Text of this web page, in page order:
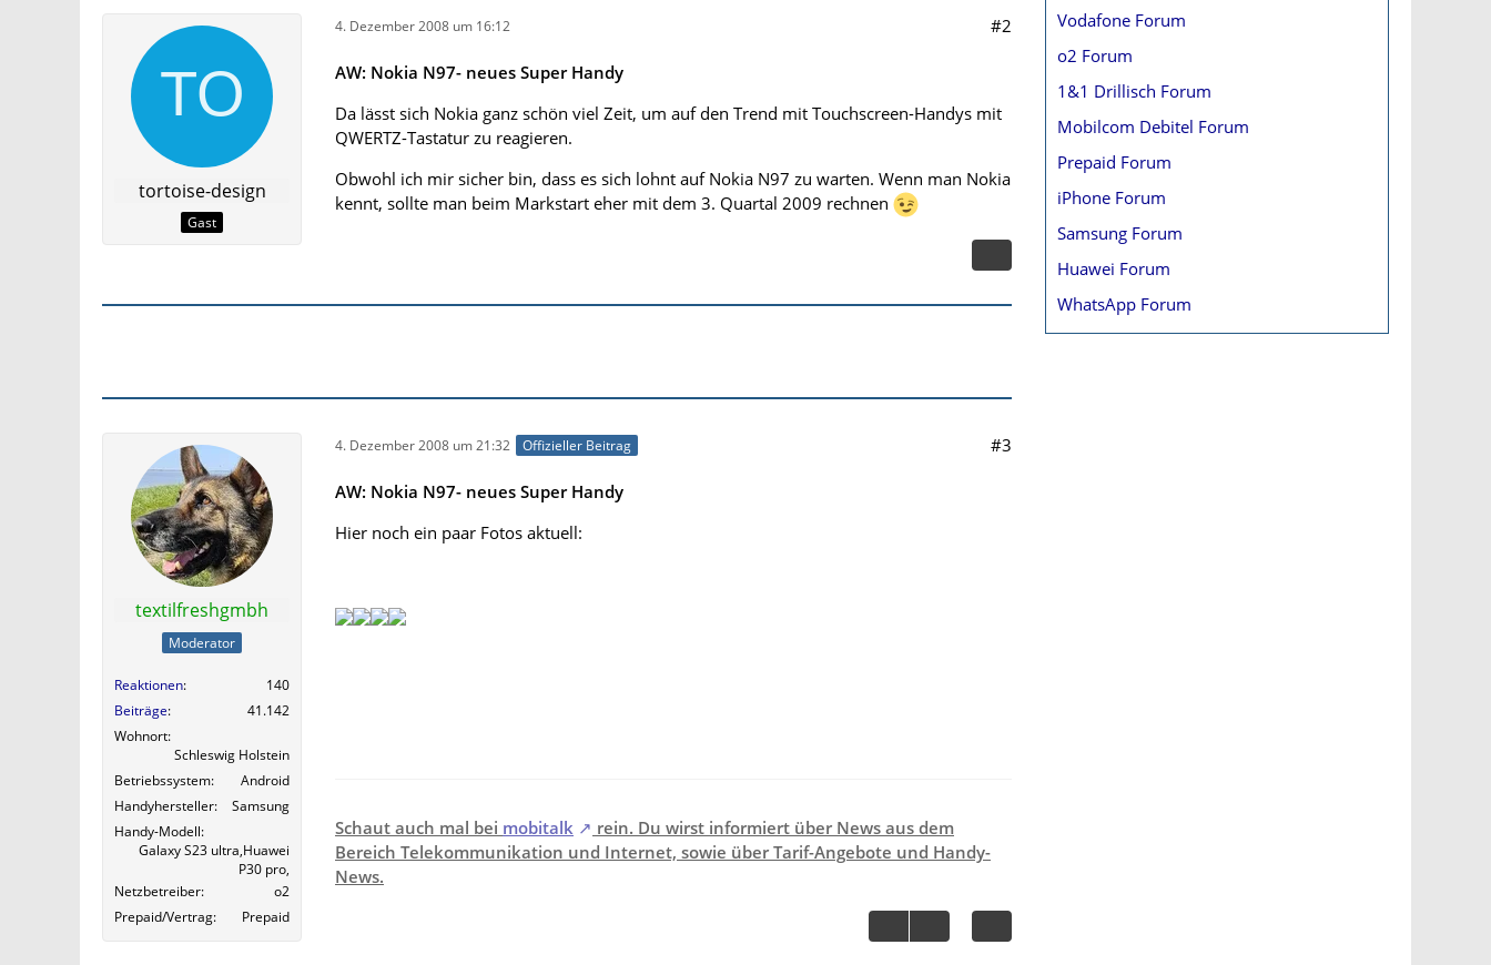
tortoise-design
Gast
4. Dezember 2008 um 16:12 #2
AW: Nokia N97- neues Super Handy
Da lässt sich Nokia ganz schön viel Zeit, um auf den Trend mit Touchscreen-Handys mit
QWERTZ-Tastatur zu reagieren.
Obwohl ich mir sicher bin, dass es sich lohnt auf Nokia N97 zu warten. Wenn man Nokia
kennt, sollte man beim Markstart eher mit dem 3. Quartal 2009 rechnen
textilfreshgmbh
Moderator
Reaktionen
140
Beiträge
41.142
Wohnort
Schleswig Holstein
Betriebssystem
Android
Handyhersteller
Samsung
Handy-Modell
Galaxy S23 ultra,Huawei
P30 pro,
Netzbetreiber
o2
Prepaid/Vertrag
Prepaid
4. Dezember 2008 um 21:32 Offizieller Beitrag #3
AW: Nokia N97- neues Super Handy
Hier noch ein paar Fotos aktuell:
Schaut auch mal bei mobitalk
rein. Du wirst informiert über News aus dem
Bereich Telekommunikation und Internet, sowie über Tarif-Angebote und Handy-
News.
Vodafone Forum
o2 Forum
1&1 Drillisch Forum
Mobilcom Debitel Forum
Prepaid Forum
iPhone Forum
Samsung Forum
Huawei Forum
WhatsApp Forum